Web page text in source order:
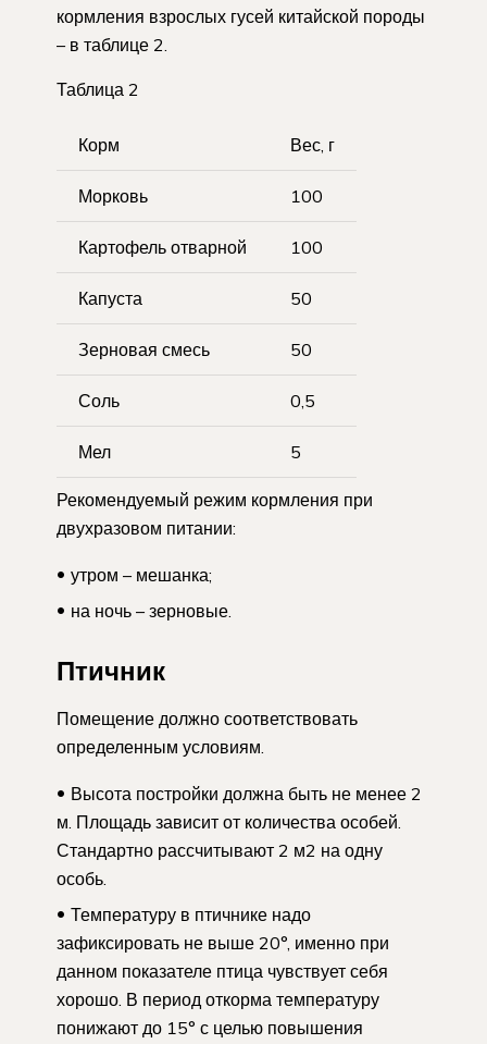
кормления взрослых гусей китайской породы
– в таблице 2.
Таблица 2
Корм Вес, г
Морковь 100
Картофель отварной 100
Капуста 50
Зерновая смесь 50
Соль 0,5
Мел 5
Рекомендуемый режим кормления при
двухразовом питании:
утром – мешанка;
на ночь – зерновые.
Птичник
Помещение должно соответствовать
определенным условиям.
Высота постройки должна быть не менее 2
м. Площадь зависит от количества особей.
Стандартно рассчитывают 2 м2 на одну
особь.
Температуру в птичнике надо
зафиксировать не выше 20°, именно при
данном показателе птица чувствует себя
хорошо. В период откорма температуру
понижают до 15° с целью повышения